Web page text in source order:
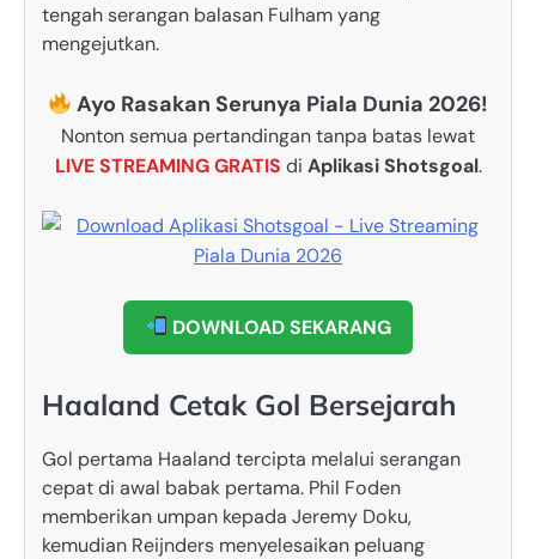
tengah serangan balasan Fulham yang
mengejutkan.
Ayo Rasakan Serunya Piala Dunia 2026!
Nonton semua pertandingan tanpa batas lewat
LIVE STREAMING GRATIS di Aplikasi Shotsgoal.
DOWNLOAD SEKARANG
Haaland Cetak Gol Bersejarah
Gol pertama Haaland tercipta melalui serangan
cepat di awal babak pertama. Phil Foden
memberikan umpan kepada Jeremy Doku,
kemudian Reijnders menyelesaikan peluang